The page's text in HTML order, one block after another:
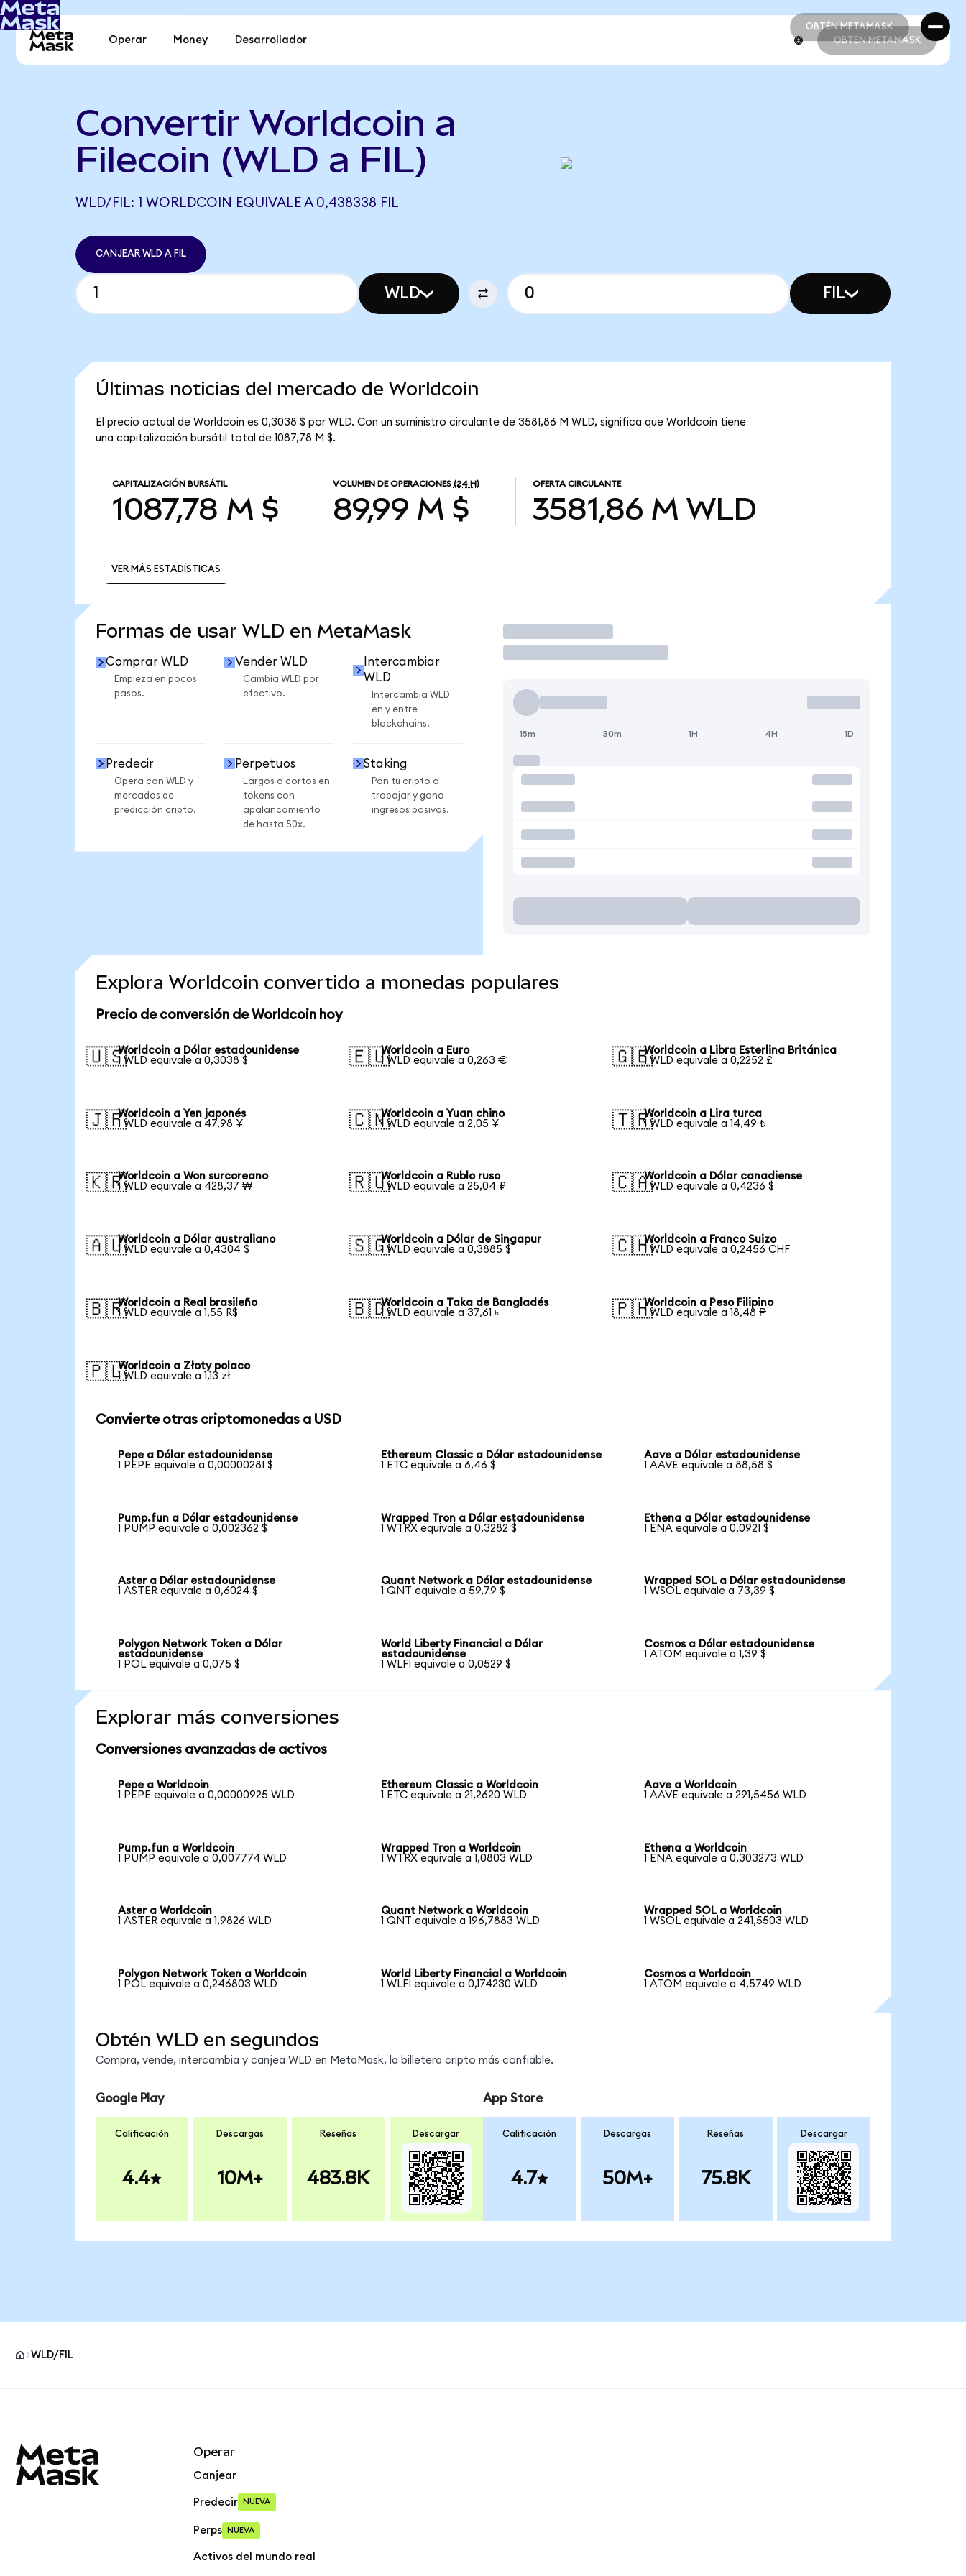
OBTÉN METAMASK
OBTÉN METAMASK
Operar Money Desarrollador OBTÉN METAMASK
Convertir Worldcoin a
Filecoin (WLD a FIL)
WLD/FIL: 1 WORLDCOIN EQUIVALE A 0,438338 FIL
CANJEAR WLD A FIL
WLD FIL
Últimas noticias del mercado de Worldcoin
El precio actual de Worldcoin es 0,3038 $ por WLD. Con un suministro circulante de 3581,86 M WLD, significa que Worldcoin tiene
una capitalización bursátil total de 1087,78 M $.
CAPITALIZACIÓN BURSÁTIL
1087,78 M $
VOLUMEN DE OPERACIONES (24 H)
89,99 M $
OFERTA CIRCULANTE
3581,86 M WLD
VER MÁS ESTADÍSTICAS
Formas de usar WLD en MetaMask
Comprar WLD
Empieza en pocos
pasos.
Vender WLD
Cambia WLD por
efectivo.
Intercambiar
WLD
Intercambia WLD
en y entre
blockchains.
Predecir
Opera con WLD y
mercados de
predicción cripto.
Perpetuos
Largos o cortos en
tokens con
apalancamiento
de hasta 50x.
Staking
Pon tu cripto a
trabajar y gana
ingresos pasivos.
Operar
15m 30m 1H 4H 1D
Explora Worldcoin convertido a monedas populares
Precio de conversión de Worldcoin hoy
🇺🇸Worldcoin a Dólar estadounidense
1 WLD equivale a 0,3038 $
🇪🇺Worldcoin a Euro
1 WLD equivale a 0,263 €
🇬🇧Worldcoin a Libra Esterlina Británica
1 WLD equivale a 0,2252 £
🇯🇵Worldcoin a Yen japonés
1 WLD equivale a 47,98 ¥
🇨🇳Worldcoin a Yuan chino
1 WLD equivale a 2,05 ¥
🇹🇷Worldcoin a Lira turca
1 WLD equivale a 14,49 ₺
🇰🇷Worldcoin a Won surcoreano
1 WLD equivale a 428,37 ₩
🇷🇺Worldcoin a Rublo ruso
1 WLD equivale a 25,04 ₽
🇨🇦Worldcoin a Dólar canadiense
1 WLD equivale a 0,4236 $
🇦🇺Worldcoin a Dólar australiano
1 WLD equivale a 0,4304 $
🇸🇬Worldcoin a Dólar de Singapur
1 WLD equivale a 0,3885 $
🇨🇭Worldcoin a Franco Suizo
1 WLD equivale a 0,2456 CHF
🇧🇷Worldcoin a Real brasileño
1 WLD equivale a 1,55 R$
🇧🇩Worldcoin a Taka de Bangladés
1 WLD equivale a 37,61 ৳
🇵🇭Worldcoin a Peso Filipino
1 WLD equivale a 18,48 ₱
🇵🇱Worldcoin a Złoty polaco
1 WLD equivale a 1,13 zł
Convierte otras criptomonedas a USD
Pepe a Dólar estadounidense
1 PEPE equivale a 0,00000281 $
Ethereum Classic a Dólar estadounidense
1 ETC equivale a 6,46 $
Aave a Dólar estadounidense
1 AAVE equivale a 88,58 $
Pump.fun a Dólar estadounidense
1 PUMP equivale a 0,002362 $
Wrapped Tron a Dólar estadounidense
1 WTRX equivale a 0,3282 $
Ethena a Dólar estadounidense
1 ENA equivale a 0,0921 $
Aster a Dólar estadounidense
1 ASTER equivale a 0,6024 $
Quant Network a Dólar estadounidense
1 QNT equivale a 59,79 $
Wrapped SOL a Dólar estadounidense
1 WSOL equivale a 73,39 $
Polygon Network Token a Dólar
estadounidense
1 POL equivale a 0,075 $
World Liberty Financial a Dólar
estadounidense
1 WLFI equivale a 0,0529 $
Cosmos a Dólar estadounidense
1 ATOM equivale a 1,39 $
Explorar más conversiones
Conversiones avanzadas de activos
Pepe a Worldcoin
1 PEPE equivale a 0,00000925 WLD
Ethereum Classic a Worldcoin
1 ETC equivale a 21,2620 WLD
Aave a Worldcoin
1 AAVE equivale a 291,5456 WLD
Pump.fun a Worldcoin
1 PUMP equivale a 0,007774 WLD
Wrapped Tron a Worldcoin
1 WTRX equivale a 1,0803 WLD
Ethena a Worldcoin
1 ENA equivale a 0,303273 WLD
Aster a Worldcoin
1 ASTER equivale a 1,9826 WLD
Quant Network a Worldcoin
1 QNT equivale a 196,7883 WLD
Wrapped SOL a Worldcoin
1 WSOL equivale a 241,5503 WLD
Polygon Network Token a Worldcoin
1 POL equivale a 0,246803 WLD
World Liberty Financial a Worldcoin
1 WLFI equivale a 0,174230 WLD
Cosmos a Worldcoin
1 ATOM equivale a 4,5749 WLD
Obtén WLD en segundos
Compra, vende, intercambia y canjea WLD en MetaMask, la billetera cripto más confiable.
Google Play
Calificación
4.4
Descargas
10M+
Reseñas
483.8K
Descargar
App Store
Calificación
4.7
Descargas
50M+
Reseñas
75.8K
Descargar
WLD/FIL
Operar
Canjear
Predecir NUEVA
Perps NUEVA
Activos del mundo real